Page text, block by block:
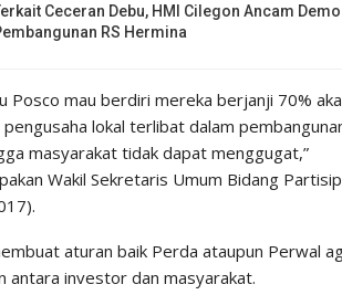
Ceceran Debu, HMI Cilegon Ancam Demo
RS Hermina
Posco mau berdiri mereka berjanji 70%
lokal terlibat dalam
masyarakat tidak dapat menggugat,”
Wakil Sekretaris Umum Bidang
aturan baik Perda ataupun Perwal
antara investor dan masyarakat.